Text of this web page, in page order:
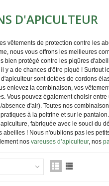
D'APICULTEUR
vêtements de protection contre les
nous vous offrons les meilleures
bien protégé contre les piqûres
y a de chances d'être piqué !
sont dotées de cordons
enlevez la combinaison, vos
Vous pouvez également choisir
absence d'air). Toutes nos
à la poitrine et sur le pantalon.
fabriquée avec le souci du
abeilles ! Nous n'oublions pas les
nos vareuses d’apiculteur, nos